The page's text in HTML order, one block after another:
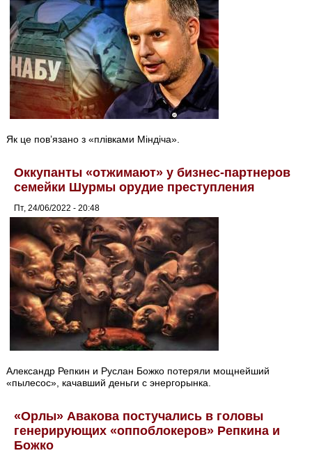
Як це пов’язано з «плівками Міндіча».
Оккупанты «отжимают» у бизнес-партнеров
семейки Шурмы орудие преступления
Пт, 24/06/2022 - 20:48
Александр Репкин и Руслан Божко потеряли мощнейший
«пылесос», качавший деньги с энергорынка.
«Орлы» Авакова постучались в головы
генерирующих «оппоблокеров» Репкина и
Божко